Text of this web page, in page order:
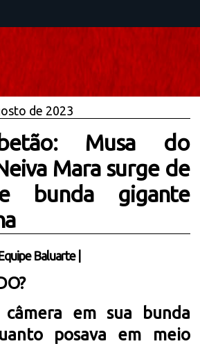
de 2023
Musa do
Mara surge de
bunda gigante
Baluarte
em sua bunda
posava em meio